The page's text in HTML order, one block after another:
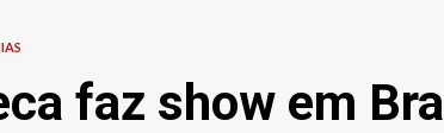
faz show em